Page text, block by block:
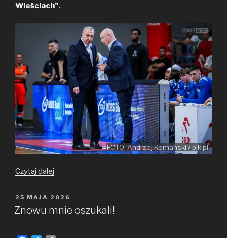
Wieściach”.
FOTO: Andrzej Romański / plk.pl
Czytaj dalej
(#28)
–
OPUBLIKOWANE
W
25 MAJA 2026
Znowu mnie oszukali!